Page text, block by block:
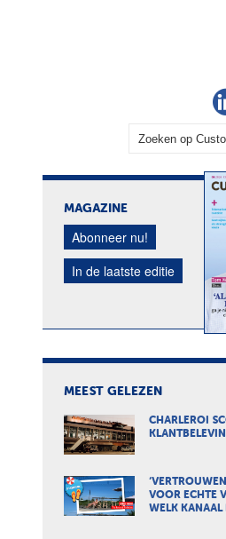
MAGAZINE
Abonneer nu!
In de laatste editie
MEEST GELEZEN
CHARLEROI
VOOR ECHTE
WELK KANAAL